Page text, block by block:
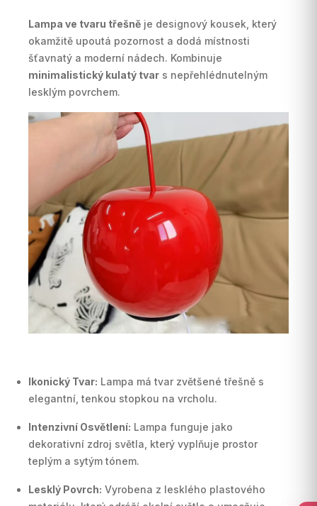
Lampa ve tvaru třešně je designový kousek, který
okamžitě upoutá pozornost a dodá místnosti
šťavnatý a moderní nádech. Kombinuje
minimalistický kulatý tvar s nepřehlédnutelným
lesklým povrchem.
Ikonický Tvar: Lampa má tvar zvětšené třešně s
elegantní, tenkou stopkou na vrcholu.
Intenzivní Osvětlení: Lampa funguje jako
dekorativní zdroj světla, který vyplňuje prostor
teplým a sytým tónem.
Lesklý Povrch: Vyrobena z lesklého plastového